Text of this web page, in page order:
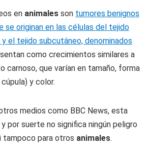
en animales son tumores benignos
se originan en las células del tejido
el tejido subcutáneo, denominados
como crecimientos similares a
carnoso, que varían en tamaño, forma
y color.
medios como BBC News, esta
por suerte no significa ningún peligro
tampoco para otros animales.